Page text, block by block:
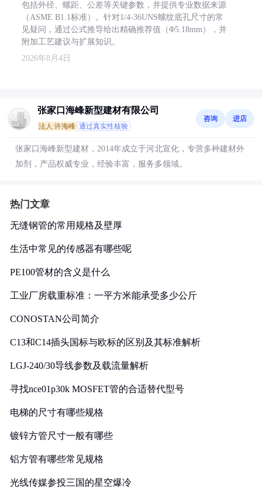
包括外径、螺距、公差等关键参数，并提供专业数据来源
（ASME B1.1标准）。针对1/4-36UNS螺纹底孔尺寸的常
见疑问，通过公式推导给出精确推荐值（Φ5.18mm），并
附加工艺建议与扩展知识。
2026年8月4日
张家口海峰新型建材有限公司
法人:许海峰 通过真实性核验
咨询 进店
张家口海峰新型建材，2014年成立于河北宣化，专营多种建材外
加剂，产品权威专业，经验丰富，服务多领域。
热门文章
无缝钢管的常用规格及壁厚
生活中常见的传感器有哪些呢
PE100管材的含义是什么
工业厂房载重标准：一平方米能承受多少公斤
CONOSTAN公司简介
C13和C14插头国标与欧标的区别及其标准解析
LGJ-240/30导线参数及载流量解析
寻找nce01p30k MOSFET管的合适替代型号
电梯的尺寸有哪些规格
镀锌方管尺寸一般有哪些
铝方管有哪些常见规格
光线传媒参投三国的星空爆冷